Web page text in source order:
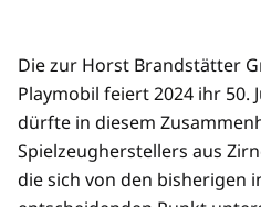
Die zur Horst Brandstätter
Playmobil feiert 2024 ihr 50.
dürfte in diesem
Spielzeugherstellers aus
die sich von den bisherigen